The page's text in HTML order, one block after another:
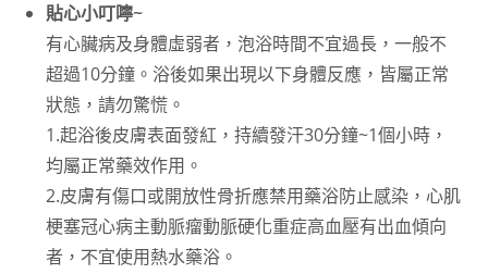
貼心小叮嚀~
有心臟病及身體虛弱者，泡浴時間不宜過長，一般不
超過10分鐘。浴後如果出現以下身體反應，皆屬正常
狀態，請勿驚慌。
1.起浴後皮膚表面發紅，持續發汗30分鐘~1個小時，
均屬正常藥效作用。
2.皮膚有傷口或開放性骨折應禁用藥浴防止感染，心肌
梗塞冠心病主動脈瘤動脈硬化重症高血壓有出血傾向
者，不宜使用熱水藥浴。